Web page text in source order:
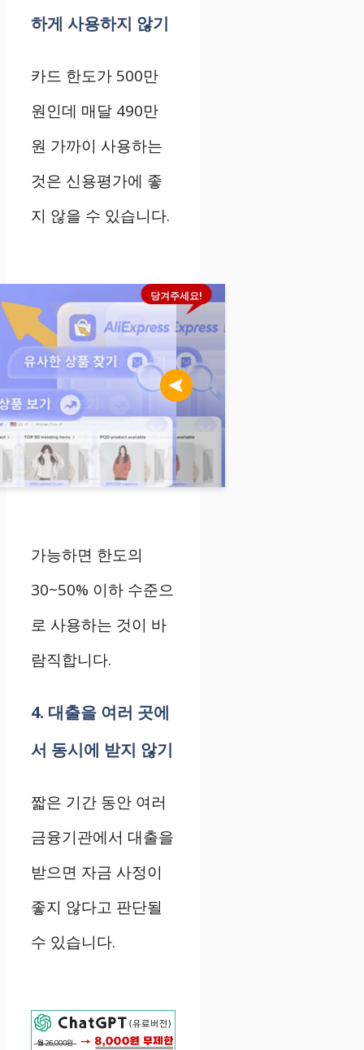
하게 사용하지 않기
카드 한도가 500만
원인데 매달 490만
원 가까이 사용하는
것은 신용평가에 좋
지 않을 수 있습니다.
당겨주세요!
가능하면 한도의
30~50% 이하 수준으
로 사용하는 것이 바
람직합니다.
4. 대출을 여러 곳에
서 동시에 받지 않기
짧은 기간 동안 여러
금융기관에서 대출을
받으면 자금 사정이
좋지 않다고 판단될
수 있습니다.